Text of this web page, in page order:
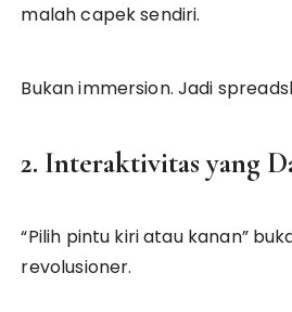
malah capek sendiri.
Bukan immersion. Jadi
2. Interaktivitas yang
“Pilih pintu kiri atau kanan”
revolusioner.